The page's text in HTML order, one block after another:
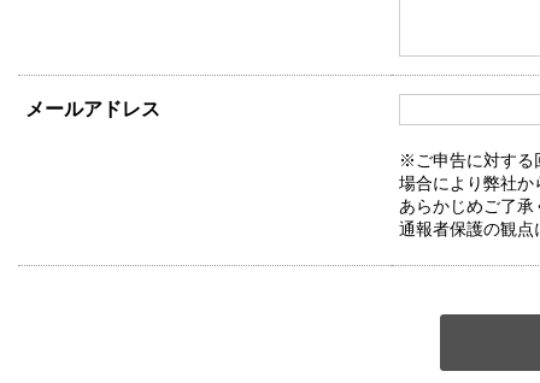
メールアドレス
※ご申告に対する
場合により弊社か
あらかじめご了承
通報者保護の観点